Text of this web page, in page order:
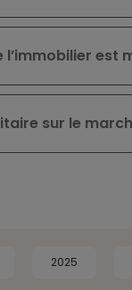
l’immobilier est
sur le
2025